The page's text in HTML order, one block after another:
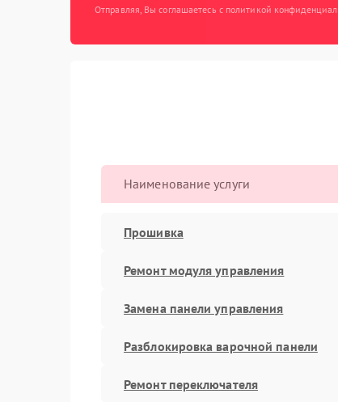
Отправляя, Вы соглашаетесь с политикой
Наименование услуги
Прошивка
Ремонт модуля управления
Замена панели управления
Разблокировка варочной панели
Ремонт переключателя